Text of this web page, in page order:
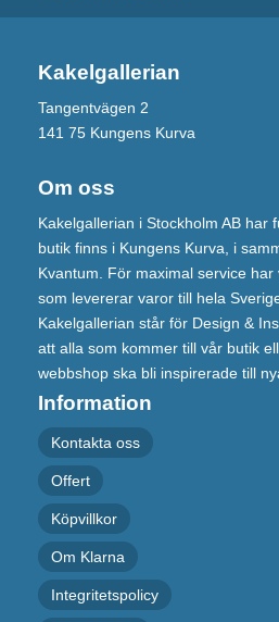
Kakelgallerian
Tangentvägen 2
141 75 Kungens Kurva
Om oss
Kakelgallerian i Stockholm AB har
butik finns i Kungens Kurva, i
Kvantum. För maximal service
som levererar varor till hela
Kakelgallerian står för Design &
att alla som kommer till vår butik
webbshop ska bli inspirerade till
Information
Kontakta oss
Offert
Köpvillkor
Om Klarna
Integritetspolicy